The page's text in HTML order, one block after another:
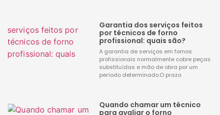
Garantia dos serviços feitos
por técnicos de forno
profissional: quais são?
A garantia de serviços em fornos
profissionais normalmente cobre peças
substituídas e mão de obra por um
período determinado.O prazo
Quando chamar um técnico
para avaliar o forno